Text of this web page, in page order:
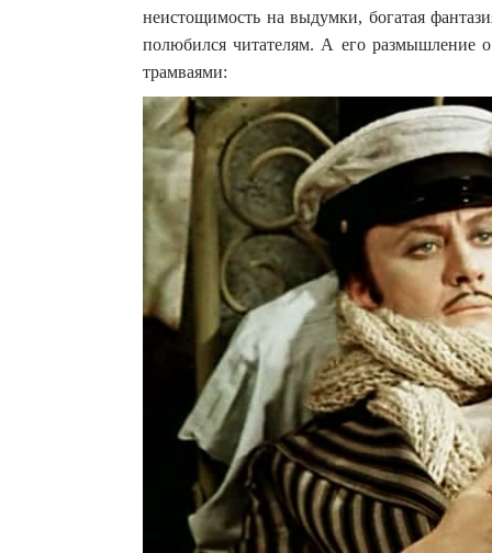
неистощимость на выдумки, богатая
полюбился читателям. А его размышление
трамваями: